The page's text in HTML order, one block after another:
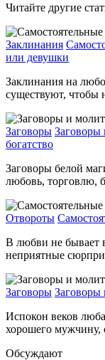
Читайте другие
Заклинания
или девушки
Заклинания на
существуют, чтобы
Заговоры Заговоры
богатство
Заговоры белой
любовь, торговлю,
Отвороты
В любви не бывает
неприятные
Заговоры Заговоры
Испокон веков
хорошего мужчину,
Обсуждают